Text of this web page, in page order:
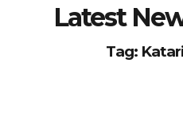
Latest
Tag: